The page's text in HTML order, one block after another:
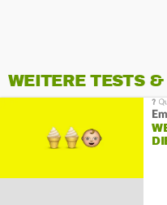
WEITERE TESTS